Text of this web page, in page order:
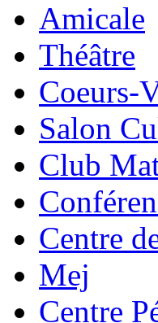
Amicale
Théâtre
Coeurs-
Salon
Club
Centre
Mej
Centre